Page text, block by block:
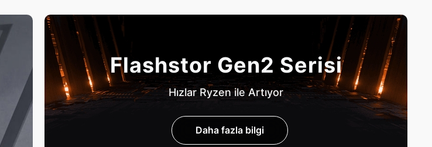
Flashstor Gen2 Serisi
Hızlar Ryzen ile Artıyor
Daha fazla bilgi